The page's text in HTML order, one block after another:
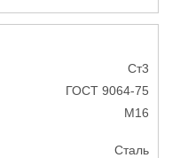
Ст3
ГОСТ 9064-75
М16
Сталь